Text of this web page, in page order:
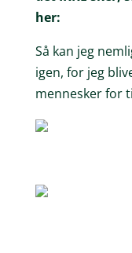
her:
Så kan jeg
igen, for jeg
mennesker for